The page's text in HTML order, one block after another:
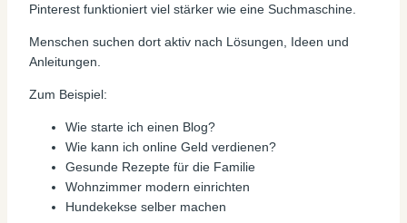
Pinterest funktioniert viel stärker wie eine Suchmaschine.
Menschen suchen dort aktiv nach Lösungen, Ideen und
Anleitungen.
Zum Beispiel:
Wie starte ich einen Blog?
Wie kann ich online Geld verdienen?
Gesunde Rezepte für die Familie
Wohnzimmer modern einrichten
Hundekekse selber machen